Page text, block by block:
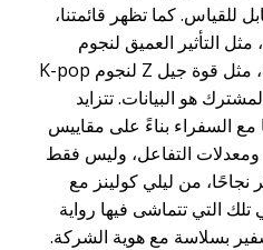
القابل للقياس. كما تظهر قائمتنا،
التأثير العميق لنجوم
السينما الهندية، أو ديموغرافية، مثل قوة جيل Z لنجوم K-pop
هو البيانات. تتزايد
مع السفراء بناءً على مقاييس
ومعدلات التفاعل، وليس فقط
نجاحًا، من ليلي كولينز مع
تلك التي تتماشى فيها رواية
بسلاسة مع هوية الشركة.